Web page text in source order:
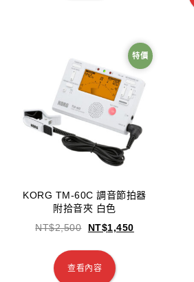
特價
KORG TM-60C 調音節拍器
附拾音夾 白色
NT$2,500 NT$1,450
查看內容